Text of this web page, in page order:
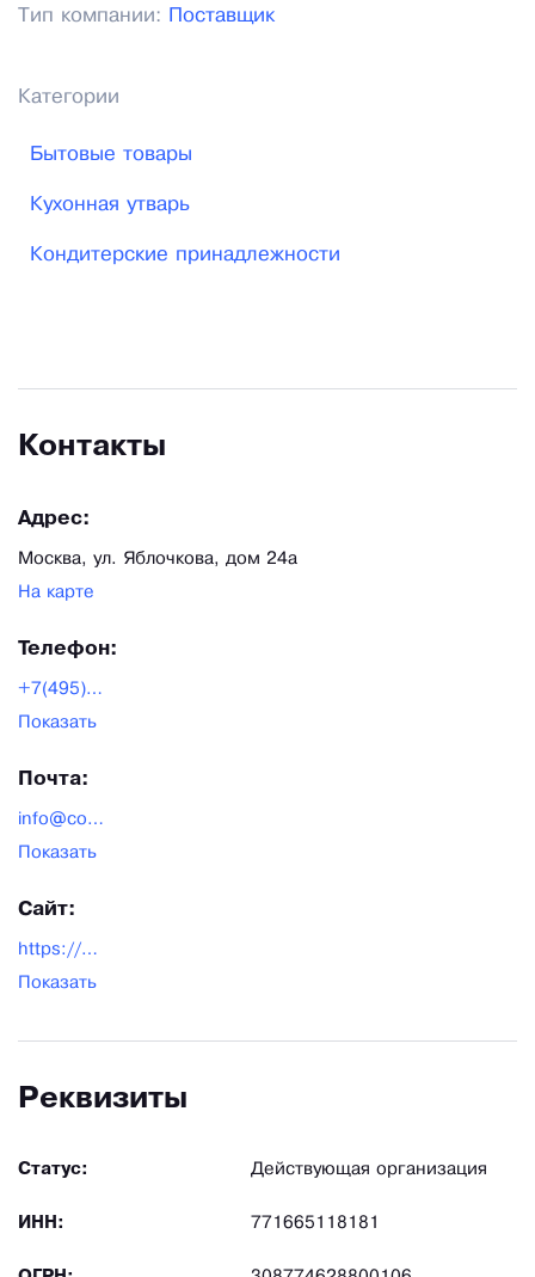
приобрести на месте.
Тип компании: Поставщик
Категории
Бытовые товары
Кухонная утварь
Кондитерские принадлежности
Контакты
Адрес:
Москва, ул. Яблочкова, дом 24а
На карте
Телефон:
+7(495)0-065-065
Показать
Почта:
info@cookodel.ru
Показать
Сайт:
https://cookodel.ru/alter/
Показать
Реквизиты
Статус: Действующая организация
ИНН: 771665118181